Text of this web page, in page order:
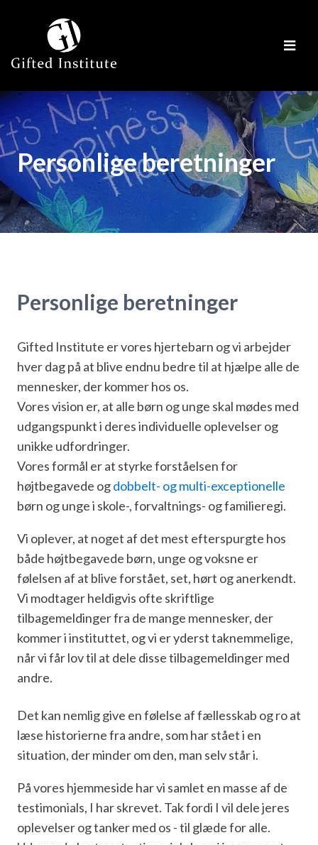
Personlige beretninger
Personlige beretninger
Gifted Institute er vores hjertebarn og vi arbejder
hver dag på at blive endnu bedre til at hjælpe alle de
mennesker, der kommer hos os.
Vores vision er, at alle børn og unge skal mødes med
udgangspunkt i deres individuelle oplevelser og
unikke udfordringer.
Vores formål er at styrke forståelsen for
højtbegavede ogdobbelt- og multi-exceptionelle
børn og unge i skole-, forvaltnings- og familieregi.
Vi oplever, at noget af det mest efterspurgte hos
både højtbegavede børn, unge og voksne er
følelsen af at blive forstået, set, hørt og anerkendt.
Vi modtager heldigvis ofte skriftlige
tilbagemeldinger fra de mange mennesker, der
kommer i instituttet, og vi er yderst taknemmelige,
når vi får lov til at dele disse tilbagemeldinger med
andre.
Det kan nemlig give en følelse af fællesskab og ro at
læse historierne fra andre, som har stået i en
situation, der minder om den, man selv står i.
På vores hjemmeside har vi samlet en masse af de
testimonials, I har skrevet. Tak fordi I vil dele jeres
oplevelser og tanker med os - til glæde for alle.